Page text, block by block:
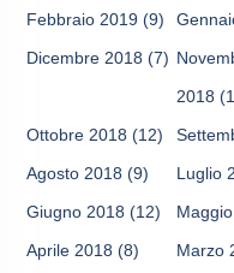
Febbraio 2019 (9)
Dicembre 2018 (7)
2018
Ottobre 2018 (12)
Agosto 2018 (9) Luglio
Giugno 2018 (12)
Aprile 2018 (8) Marzo